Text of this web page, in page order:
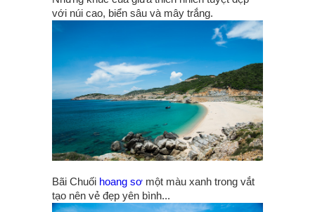
với núi cao, biển sâu và mây trắng.
Bãi Chuối hoang sơ một màu xanh trong vắt
tạo nên vẻ đẹp yên bình...